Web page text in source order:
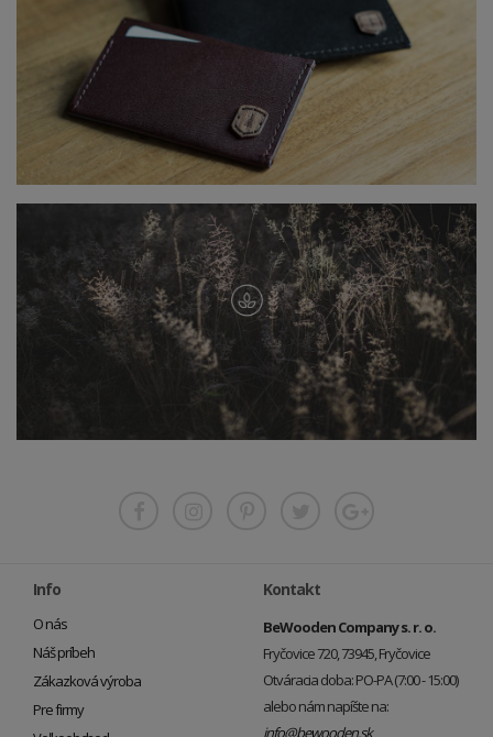
Info
O nás
Náš príbeh
Zákazková výroba
Pre firmy
Kontakt
BeWooden Company s. r. o.
Fryčovice 720, 73945, Fryčovice
Otváracia doba: PO-PA (7:00 - 15:00)
alebo nám napíšte na:
info@bewooden.sk